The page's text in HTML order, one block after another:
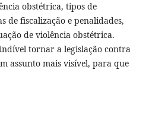
obstétrica, tipos de
de fiscalização e penalidades,
de violência obstétrica.
tornar a legislação contra
assunto mais visível, para que